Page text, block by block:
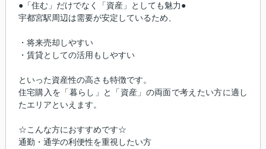
●「住む」だけでなく「資産」としても魅力●
宇都宮駅周辺は需要が安定しているため、
・将来売却しやすい
・賃貸としての活用もしやすい
といった資産性の高さも特徴です。
住宅購入を「暮らし」と「資産」の両面で考えたい方に適し
たエリアといえます。
☆こんな方におすすめです☆
通勤・通学の利便性を重視したい方